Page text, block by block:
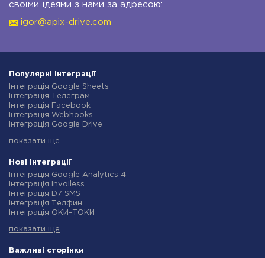
своїми ідеями з нами за адресою:
igor@apix-drive.com
Популярні інтеграції
Інтеграція Google Sheets
Інтеграція Телеграм
Інтеграція Facebook
Інтеграція Webhooks
Інтеграція Google Drive
Інтеграція Gmail
Інтеграція Rozetka
Інтеграція OpenAI (ChatGPT)
Інтеграція Binotel
Інтеграція Prom
Інтеграція Приват24
Інтеграція OLX
Інтеграція SendPulse
Інтеграція Stream Telecom
показати ще
Нові інтеграції
Інтеграція Google Analytics 4
Інтеграція Invoiless
Інтеграція D7 SMS
Інтеграція Телфин
Інтеграція ОКИ-ТОКИ
Інтеграція Microsoft Dynamics 365
Інтеграція TxtSync
показати ще
Важливі сторінки